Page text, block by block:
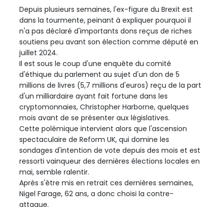
Depuis plusieurs semaines, l'ex-figure du Brexit est
dans la tourmente, peinant à expliquer pourquoi il
n'a pas déclaré d'importants dons reçus de riches
soutiens peu avant son élection comme député en
juillet 2024.
Il est sous le coup d'une enquête du comité
d'éthique du parlement au sujet d'un don de 5
millions de livres (5,7 millions d'euros) reçu de la part
d'un milliardaire ayant fait fortune dans les
cryptomonnaies, Christopher Harborne, quelques
mois avant de se présenter aux législatives.
Cette polémique intervient alors que l'ascension
spectaculaire de Reform UK, qui domine les
sondages d'intention de vote depuis des mois et est
ressorti vainqueur des dernières élections locales en
mai, semble ralentir.
Après s'être mis en retrait ces dernières semaines,
Nigel Farage, 62 ans, a donc choisi la contre-
attaque.